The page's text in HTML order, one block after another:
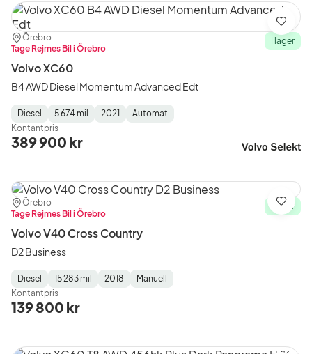
Plats:
Örebro
Återförsäljare:
Tage Rejmes Bil i Örebro
I lager
Volvo XC60
B4 AWD Diesel Momentum Advanced Edt
Fuel
Type:
Diesel
Mätarställning:
5 674 mil
Model
Year:
2021
Gearbox
Type:
Automat
Kontantpris
389 900 kr
Spara
Plats:
Örebro
Återförsäljare:
Tage Rejmes Bil i Örebro
I lager
Volvo V40 Cross Country
D2 Business
Fuel
Type:
Diesel
Mätarställning:
15 283 mil
Model
Year:
2018
Gearbox
Type:
Manuell
Kontantpris
139 800 kr
Spara